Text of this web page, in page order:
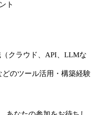
ト
クラウド、API、LLMな
どのツール活用・構築経験